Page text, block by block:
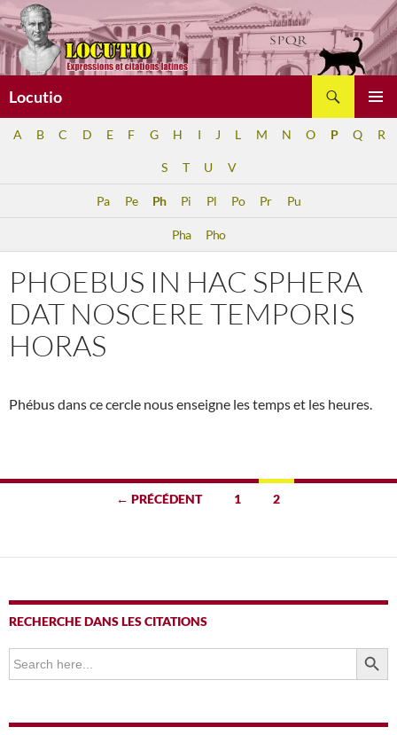
Aller
au
contenu
Locutio
A B C D E F G H I J L M N O P Q R
S T U V
Pa Pe Ph Pi Pl Po Pr Pu
Pha Pho
PHOEBUS IN HAC SPHERA
DAT NOSCERE TEMPORIS
HORAS
Phébus dans ce cercle nous enseigne les temps et les heures.
articles
← PRÉCÉDENT 1 2
RECHERCHE DANS LES CITATIONS
Search
for:
SEARCH